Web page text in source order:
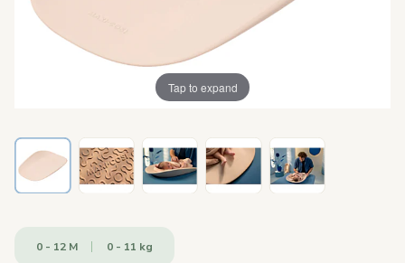
Tap to expand
0 - 12 M
0 - 11 kg